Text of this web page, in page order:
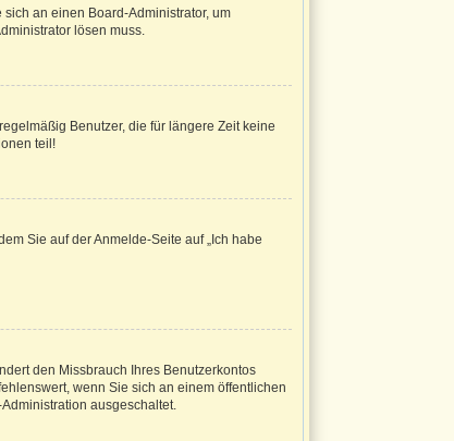
an einen Board-Administrator, um
lösen muss.
Benutzer, die für längere Zeit keine
teil!
Sie auf der Anmelde-Seite auf „Ich habe
den Missbrauch Ihres Benutzerkontos
wenn Sie sich an einem öffentlichen
ausgeschaltet.